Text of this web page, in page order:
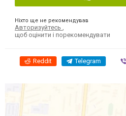
Ніхто ще не рекомендував
Авторизуйтесь
щоб оцінити і порекомендувати
Reddit Telegram